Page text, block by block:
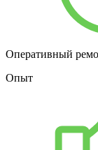
Оперативный
Опыт